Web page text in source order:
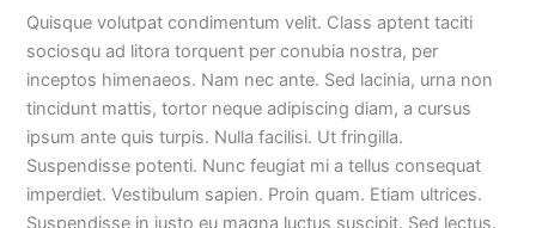
Quisque volutpat condimentum velit. Class aptent taciti
sociosqu ad litora torquent per conubia nostra, per
inceptos himenaeos. Nam nec ante. Sed lacinia, urna non
tincidunt mattis, tortor neque adipiscing diam, a cursus
ipsum ante quis turpis. Nulla facilisi. Ut fringilla.
Suspendisse potenti. Nunc feugiat mi a tellus consequat
imperdiet. Vestibulum sapien. Proin quam. Etiam ultrices.
Suspendisse in justo eu magna luctus suscipit. Sed lectus.